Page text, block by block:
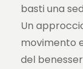
basti una
Un
movimento
del